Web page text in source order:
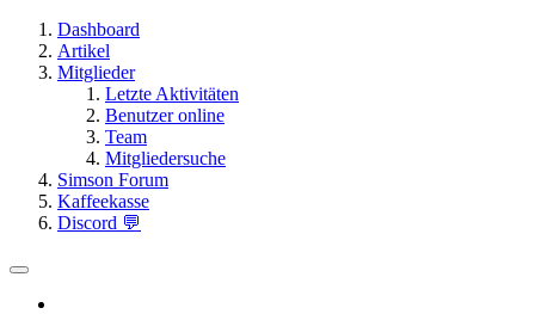
Dashboard
Artikel
Mitglieder
Letzte Aktivitäten
Benutzer online
Team
Mitgliedersuche
Simson Forum
Kaffeekasse
Discord 💬